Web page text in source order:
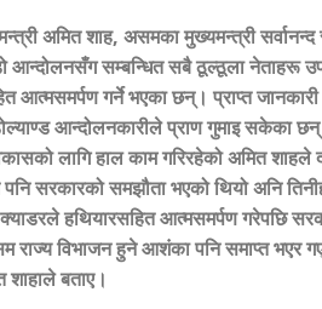
अमित शाह, असमका मुख्यमन्त्री सर्वानन्द
आन्दोलनसँग सम्बन्धित सबै ठूल्ठूला नेताहरू
आत्मसमर्पण गर्ने भएका छन्। प्राप्त
आन्दोलनकारीले प्राण गुमाइ सकेका
लागि हाल काम गरिरहेको अमित
सरकारको समझौता भएको थियो अनि
हथियारसहित आत्मसमर्पण गरेपछि
राज्य विभाजन हुने आशंका पनि समाप्त भएर
शाहाले बताए।